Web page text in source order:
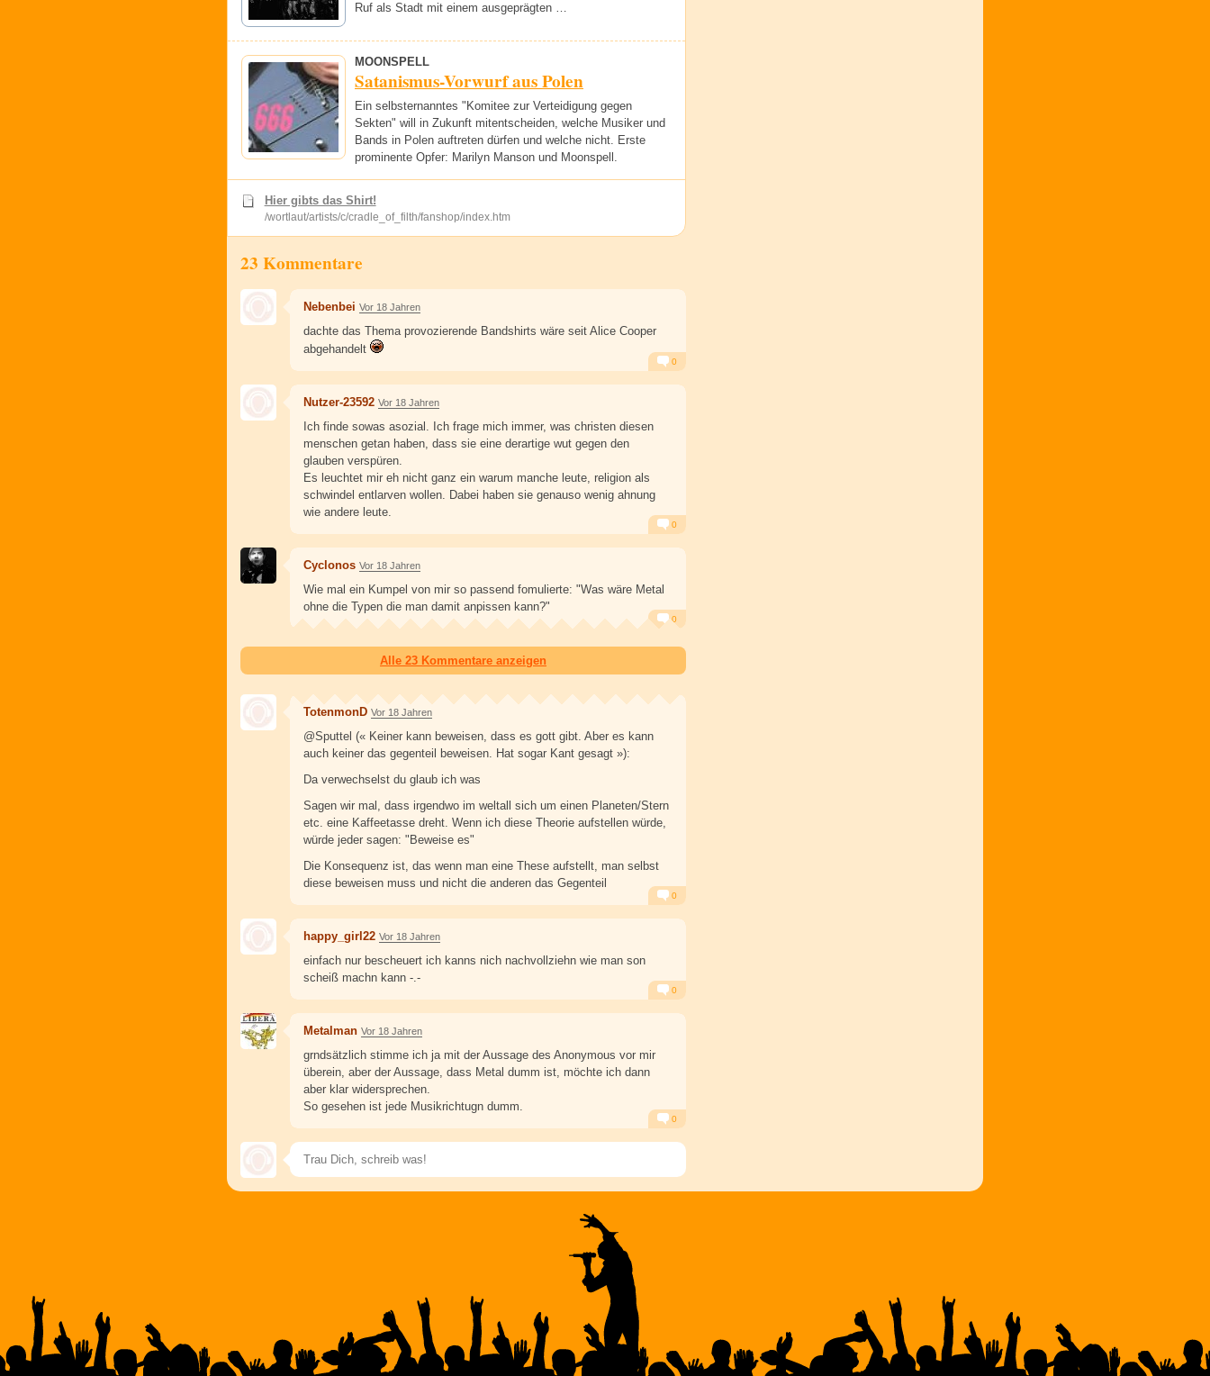
Ruf als Stadt mit einem ausgeprägten …
MOONSPELL
Satanismus-Vorwurf aus Polen
Ein selbsternanntes "Komitee zur Verteidigung gegen
Sekten" will in Zukunft mitentscheiden, welche Musiker und
Bands in Polen auftreten dürfen und welche nicht. Erste
prominente Opfer: Marilyn Manson und Moonspell.
Hier gibts das Shirt!
/wortlaut/artists/c/cradle_of_filth/fanshop/index.htm
23 Kommentare
Nebenbei Vor 18 Jahren
dachte das Thema provozierende Bandshirts wäre seit Alice Cooper
abgehandelt
Alarm Antworten
0
Nutzer-23592 Vor 18 Jahren
Ich finde sowas asozial. Ich frage mich immer, was christen diesen
menschen getan haben, dass sie eine derartige wut gegen den
glauben verspüren.
Es leuchtet mir eh nicht ganz ein warum manche leute, religion als
schwindel entlarven wollen. Dabei haben sie genauso wenig ahnung
wie andere leute.
Alarm Antworten
0
Cyclonos Vor 18 Jahren
Wie mal ein Kumpel von mir so passend fomulierte: "Was wäre Metal
ohne die Typen die man damit anpissen kann?"
0
Alle 23 Kommentare anzeigen
TotenmonD Vor 18 Jahren
@Sputtel (« Keiner kann beweisen, dass es gott gibt. Aber es kann
auch keiner das gegenteil beweisen. Hat sogar Kant gesagt »):
Da verwechselst du glaub ich was
Sagen wir mal, dass irgendwo im weltall sich um einen Planeten/Stern
etc. eine Kaffeetasse dreht. Wenn ich diese Theorie aufstellen würde,
würde jeder sagen: "Beweise es"
Die Konsequenz ist, das wenn man eine These aufstellt, man selbst
diese beweisen muss und nicht die anderen das Gegenteil
Alarm Antworten
0
happy_girl22 Vor 18 Jahren
einfach nur bescheuert ich kanns nich nachvollziehn wie man son
scheiß machn kann -.-
Alarm Antworten
0
Metalman Vor 18 Jahren
grndsätzlich stimme ich ja mit der Aussage des Anonymous vor mir
überein, aber der Aussage, dass Metal dumm ist, möchte ich dann
aber klar widersprechen.
So gesehen ist jede Musikrichtugn dumm.
Alarm Antworten
0
Speichern